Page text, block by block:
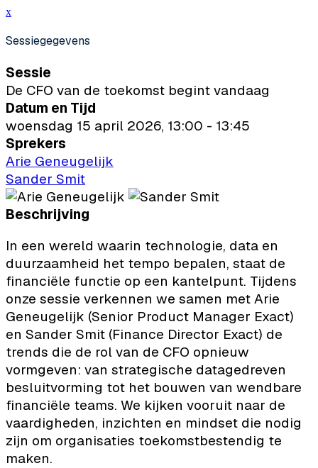
x
Sessiegegevens
Sessie
De CFO van de toekomst begint vandaag
Datum en Tijd
woensdag 15 april 2026, 13:00 - 13:45
Sprekers
Arie Geneugelijk
Sander Smit
Beschrijving
In een wereld waarin technologie, data en
duurzaamheid het tempo bepalen, staat de
financiële functie op een kantelpunt. Tijdens
onze sessie verkennen we samen met Arie
Geneugelijk (Senior Product Manager Exact)
en Sander Smit (Finance Director Exact) de
trends die de rol van de CFO opnieuw
vormgeven: van strategische datagedreven
besluitvorming tot het bouwen van wendbare
financiële teams. We kijken vooruit naar de
vaardigheden, inzichten en mindset die nodig
zijn om organisaties toekomstbestendig te
maken.